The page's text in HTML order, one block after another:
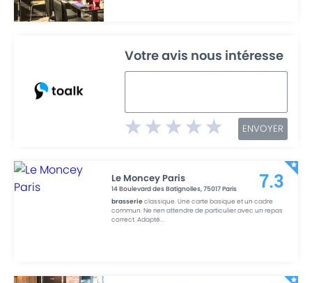
Votre avis nous intéresse
ENVOYER
Le Moncey Paris
14 Boulevard des Batignolles,75017Paris
brasserieclassique. Une carte basique et un cadre
commun. Ne rien attendre de particulier avec un repas
correct. Adapté...
7.3